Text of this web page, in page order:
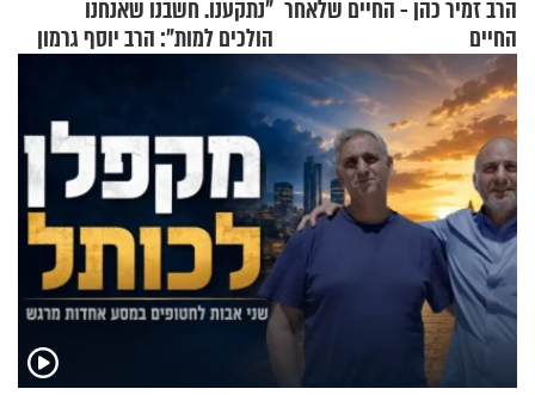
הרב זמיר כהן - החיים שלאחר
החיים
"נתקענו. חשבנו שאנחנו
הולכים למות": הרב יוסף גרמון
בריאיון מרתק